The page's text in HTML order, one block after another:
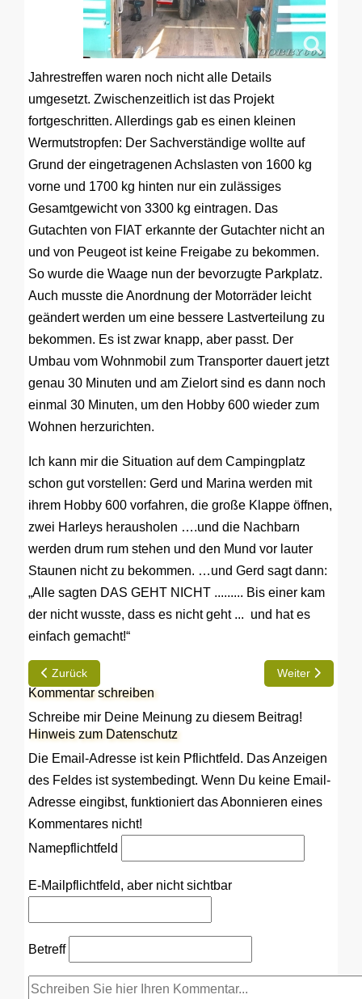
Jahrestreffen waren noch nicht alle Details
umgesetzt. Zwischenzeitlich ist das Projekt
fortgeschritten. Allerdings gab es einen kleinen
Wermutstropfen: Der Sachverständige wollte auf
Grund der eingetragenen Achslasten von 1600 kg
vorne und 1700 kg hinten nur ein zulässiges
Gesamtgewicht von 3300 kg eintragen. Das
Gutachten von FIAT erkannte der Gutachter nicht an
und von Peugeot ist keine Freigabe zu bekommen.
So wurde die Waage nun der bevorzugte Parkplatz.
Auch musste die Anordnung der Motorräder leicht
geändert werden um eine bessere Lastverteilung zu
bekommen. Es ist zwar knapp, aber passt. Der
Umbau vom Wohnmobil zum Transporter dauert jetzt
genau 30 Minuten und am Zielort sind es dann noch
einmal 30 Minuten, um den Hobby 600 wieder zum
Wohnen herzurichten.
Ich kann mir die Situation auf dem Campingplatz
schon gut vorstellen: Gerd und Marina werden mit
ihrem Hobby 600 vorfahren, die große Klappe öffnen,
zwei Harleys herausholen ….und die Nachbarn
werden drum rum stehen und den Mund vor lauter
Staunen nicht zu bekommen. …und Gerd sagt dann:
„Alle sagten DAS GEHT NICHT ......... Bis einer kam
der nicht wusste, dass es nicht geht ... und hat es
einfach gemacht!“
Vorheriger Beitrag: Hobby 600 mit Einzelbetten und Raumbad
Zurück Nächster
Weiter
Kommentar schreiben
Schreibe mir Deine Meinung zu diesem Beitrag!
Hinweis zum Datenschutz
Die Email-Adresse ist kein Pflichtfeld. Das Anzeigen
des Feldes ist systembedingt. Wenn Du keine Email-
Adresse eingibst, funktioniert das Abonnieren eines
Kommentares nicht!
Namepflichtfeld
E-Mail pflichtfeld, aber nicht sichtbar
Betreff